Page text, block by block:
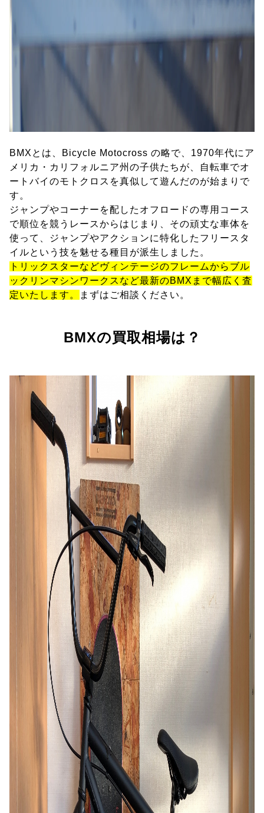
BMXとは、Bicycle Motocross の略で、1970年代にア
メリカ・カリフォルニア州の子供たちが、自転車でオ
ートバイのモトクロスを真似して遊んだのが始まりで
す。
ジャンプやコーナーを配したオフロードの専用コース
で順位を競うレースからはじまり、その頑丈な車体を
使って、ジャンプやアクションに特化したフリースタ
イルという技を魅せる種目が派生しました。
トリックスターなどヴィンテージのフレームからブル
ックリンマシンワークスなど最新のBMXまで幅広く査
定いたします。
まずはご相談ください。
BMXの買取相場は？